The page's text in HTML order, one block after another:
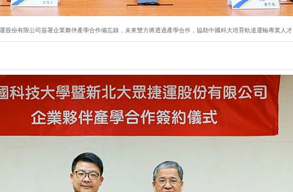
股份有限公司簽署企業夥伴產學合作備忘錄，未來雙方將透過產學合作，協助中國科大培育軌道運輸專業人才